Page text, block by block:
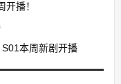
播！
本周新剧开播